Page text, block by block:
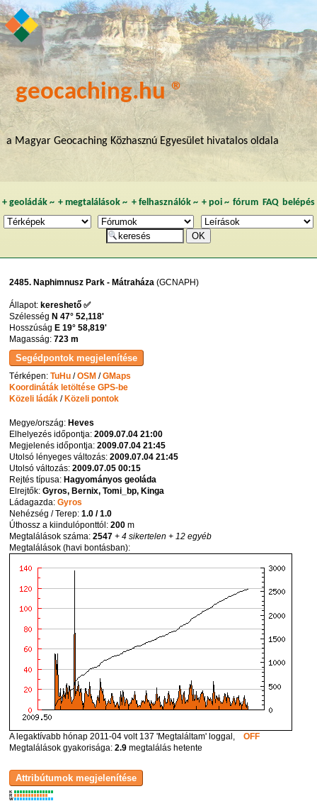
geocaching.hu ®
a Magyar Geocaching Közhasznú Egyesület hivatalos oldala
+ geoládák~ +megtalálások ~ + felhasználók~ + poi~ fórum FAQ belépés
2485. Naphimnusz Park - Mátraháza (GCNAPH)
Állapot: kereshető ✅
Szélesség N 47° 52,118'
Hosszúság E 19° 58,819'
Magasság:723 m
Térképen:TuHu /OSM /GMaps
Koordináták letöltése GPS-be
Közeli ládák /Közeli pontok
Megye/ország:Heves
Elhelyezés időpontja:2009.07.04 21:00
Megjelenés időpontja:2009.07.04 21:45
Utolsó lényeges változás:2009.07.04 21:45
Utolsó változás:2009.07.05 00:15
Rejtés típusa:Hagyományos geoláda
Elrejtők:Gyros, Bernix, Tomi_bp, Kinga
Ládagazda:Gyros
Nehézség / Terep:1.0 / 1.0
Úthossz a kiindulóponttól:200 m
Megtalálások száma:2547 + 4 sikertelen + 12 egyéb
Megtalálások (havi bontásban):
A legaktívabb hónap 2011-04 volt 137 'Megtaláltam' loggal,OFF
Megtalálások gyakorisága:2.9 megtalálás hetente
K
R
W